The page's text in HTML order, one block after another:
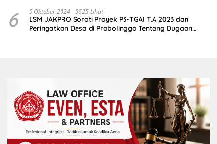
6 5 Oktober 2024 5625 Lihat
LSM JAKPRO Soroti Proyek P3-TGAI T.A 2023 dan
Peringatkan Desa di Probolinggo Tentang Dugaan